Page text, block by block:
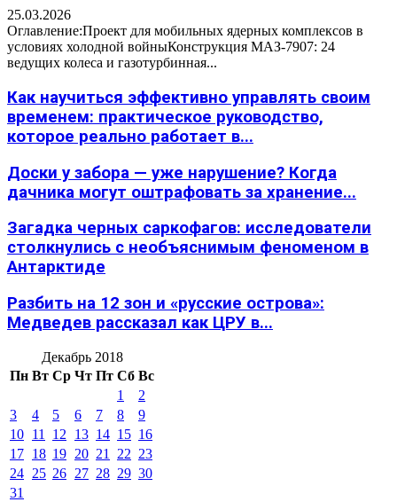
25.03.2026
Оглавление:Проект для мобильных ядерных комплексов в
условиях холодной войныКонструкция МАЗ-7907: 24
ведущих колеса и газотурбинная...
Как научиться эффективно управлять своим
временем: практическое руководство,
которое реально работает в...
Доски у забора — уже нарушение? Когда
дачника могут оштрафовать за хранение...
Загадка черных саркофагов: исследователи
столкнулись с необъяснимым феноменом в
Антарктиде
Разбить на 12 зон и «русские острова»:
Медведев рассказал как ЦРУ в...
Декабрь 2018
Пн Вт Ср Чт Пт Сб Вс
1
2
3
4 5 6 7 8
9
10 11 12 13 14 15 16
17 18 19 20 21 22 23
24 25 26 27 28 29 30
31